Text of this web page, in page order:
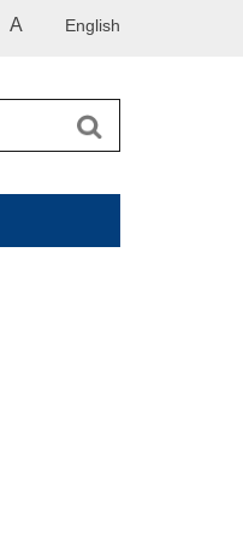
English
A